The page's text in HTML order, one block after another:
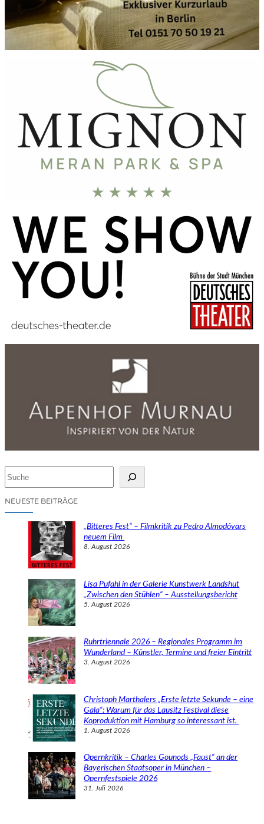
cNEUESTE BEITRÄGE
„Bitteres Fest“ – Filmkritik zu Pedro Almodóvars
neuem Film
8. August 2026
Lisa Pufahl in der Galerie Kunstwerk Landshut
„Zwischen den Stühlen“ – Ausstellungsbericht
5. August 2026
Ruhrtriennale 2026 – Regionales Programm im
Wunderland – Künstler, Termine und freier Eintritt
3. August 2026
Christoph Marthalers „Erste letzte Sekunde – eine
Gala“: Warum für das Lausitz Festival diese
Koproduktion mit Hamburg so interessant ist.
1. August 2026
Opernkritik – Charles Gounods „Faust“ an der
Bayerischen Staatsoper in München –
Opernfestspiele 2026
31. Juli 2026